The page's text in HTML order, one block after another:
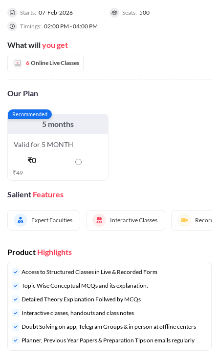
Starts: 07-Feb-2026 Seats: 500
Timings: 02:00 PM - 04:00 PM
What willyou get
6 Online Live Classes
Our Plan
Recommended
5 months
Valid for 5 MONTH
₹0
₹49
Salient Features
Expert Faculties Interactive Classes
Product Highlights
Access to Structured Classes in Live & Recorded Form
Topic Wise Conceptual MCQs and its explanation.
Detailed Theory Explanation Follwed by MCQs
Interactive classes, handouts and class notes
Doubt Solving on app, Telegram Groups & in person at offline centers
⁠Planner, Previous Year Papers & Preparation Tips on emails regularly